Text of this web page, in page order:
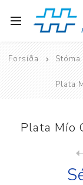
Forsíða
Plata
Plata Mío